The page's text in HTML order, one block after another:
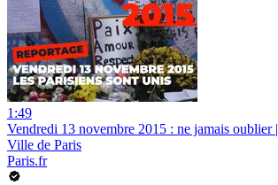
1:49
Vendredi 13 novembre 2015 : ne jamais oublier
Ville de Paris
Paris.fr